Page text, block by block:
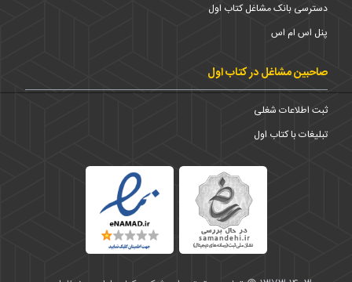
دسترسی بانک مشاغل کتاب اول
پنل اس ام اس
صاحبین مشاغل در کتاب اول
ثبت اطلاعات شغلی
تبلیغات با کتاب اول